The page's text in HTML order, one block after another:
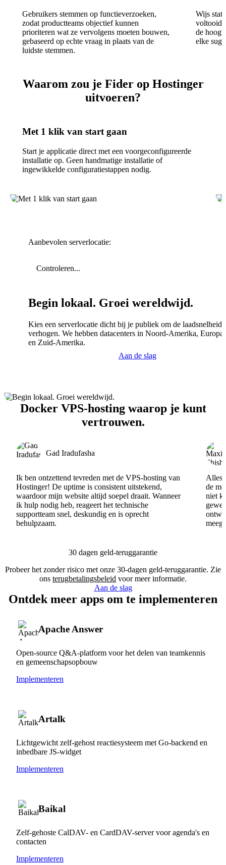
Gebruikers stemmen op functieverzoeken,
zodat productteams objectief kunnen
prioriteren wat ze vervolgens moeten bouwen,
gebaseerd op echte vraag in plaats van de
luidste stemmen.
Wijs
voltooid,
de
elke
Waarom zou je Fider op Hostinger
uitvoeren?
Met 1 klik van start gaan
Start je applicatie direct met een voorgeconfigureerde
installatie op. Geen handmatige installatie of
ingewikkelde configuratiestappen nodig.
Aanbevolen serverlocatie:
Controleren...
Begin lokaal. Groei wereldwijd.
Kies een serverlocatie dicht bij je publiek om de laadsnelheid
verhogen. We hebben datacenters in Noord-Amerika,
en Zuid-Amerika.
Aan de slag
Docker VPS-hosting waarop je kunt
vertrouwen.
Gad Iradufasha
Ik ben ontzettend tevreden met de VPS-hosting van
Hostinger! De uptime is consistent uitstekend,
waardoor mijn website altijd soepel draait. Wanneer
ik hulp nodig heb, reageert het technische
supportteam snel, deskundig en is oprecht
behulpzaam.
Alles
de
niet
30 dagen geld-teruggarantie
Probeer het zonder risico met onze 30-dagen geld-teruggarantie. Zie
ons terugbetalingsbeleid voor meer informatie.
Aan de slag
Ontdek meer apps om te implementeren
Apache Answer
Open-source Q&A-platform voor het delen van teamkennis
en gemeenschapsopbouw
Implementeren
Artalk
Lichtgewicht zelf-gehost reactiesysteem met Go-backend en
inbedbare JS-widget
Implementeren
Baikal
Zelf-gehoste CalDAV- en CardDAV-server voor agenda's en
contacten
Implementeren